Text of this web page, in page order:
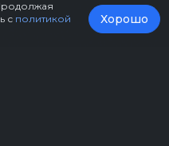
с политикой
Хорошо